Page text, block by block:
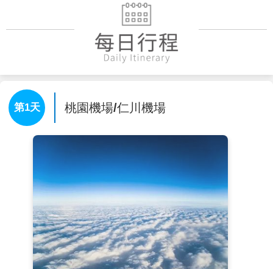
第1天 桃園機場/仁川機場